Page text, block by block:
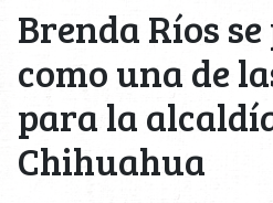
Brenda Ríos
como una de
para la
Chihuahua